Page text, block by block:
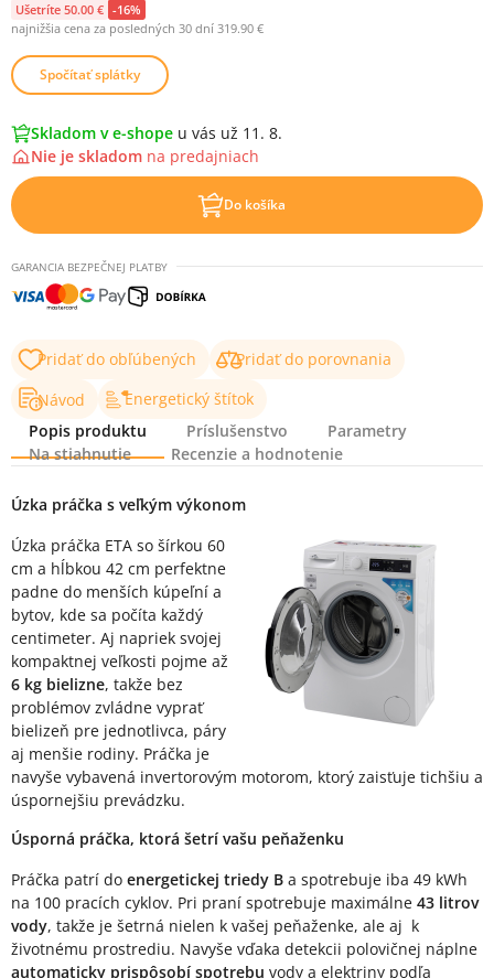
Ušetríte 50.00 € -16%
najnižšia cena za posledných 30 dní 319.90 €
Spočítať splátky
Skladom v e-shope u vás už 11. 8.
Nie je skladom na predajniach
Do košíka
GARANCIA BEZPEČNEJ PLATBY
Pridať do obľúbených
Pridať do porovnania
Návod
Energetický štítok
Popis produktu
Príslušenstvo
Parametry
Na stiahnutie
Recenzie a hodnotenie
Popis produktu
Úzka práčka s veľkým výkonom
Úzka práčka ETA so šírkou 60
cm a hĺbkou 42 cm perfektne
padne do menších kúpeľní a
bytov, kde sa počíta každý
centimeter. Aj napriek svojej
kompaktnej veľkosti pojme až
6 kg bielizne, takže bez
problémov zvládne vyprať
bielizeň pre jednotlivca, páry
aj menšie rodiny. Práčka je
navyše vybavená invertorovým motorom, ktorý zaisťuje tichšiu a
úspornejšiu prevádzku.
Úsporná práčka, ktorá šetrí vašu peňaženku
Práčka patrí do energetickej triedy B a spotrebuje iba 49 kWh
na 100 pracích cyklov. Pri praní spotrebuje maximálne 43 litrov
vody, takže je šetrná nielen k vašej peňaženke, ale aj k
životnému prostrediu. Navyše vďaka detekcii polovičnej náplne
automaticky prispôsobí spotrebu vody a elektriny podľa